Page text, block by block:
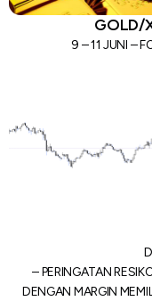
GOLD/
9 – 11 JUNI –
– PERINGATAN
DENGAN MARGIN